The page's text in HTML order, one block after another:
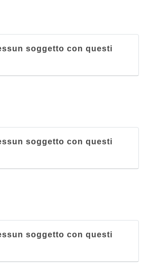
soggetto con questi
soggetto con questi
soggetto con questi